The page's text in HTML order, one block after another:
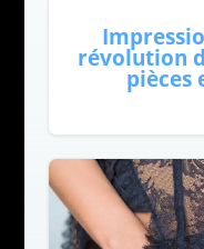
révolution
pièces